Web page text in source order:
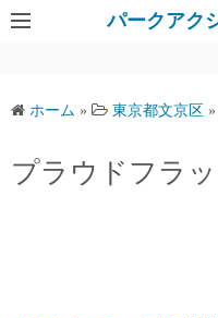
パークアク
ホーム » 東京都文京区 »
プラウドフラ